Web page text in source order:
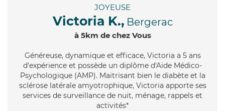
JOYEUSE
Victoria K., Bergerac
à 5km de chez Vous
Généreuse, dynamique et efficace, Victoria a 5 ans
d'expérience et possède un diplôme d'Aide Médico-
Psychologique (AMP). Maitrisant bien le diabète et la
sclérose latérale amyotrophique, Victoria apporte ses
services de surveillance de nuit, ménage, rappels et
activités*